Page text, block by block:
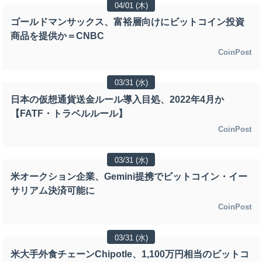
04/01 (木)
ゴールドマンサックス、富裕層向けにビットコイン投資
商品を提供か＝CNBC
CoinPost
03/31 (水)
日本の仮想通貨送金ルール導入目処、2022年4月か
【FATF・トラベルルール】
CoinPost
03/31 (水)
米オークション企業、Gemini提携でビットコイン・イー
サリアム決済可能に
CoinPost
03/31 (水)
米大手外食チェーンChipotle、1,100万円相当のビットコ